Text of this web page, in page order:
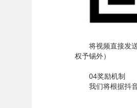
将视频直接发
权予锡外）
04奖励机制
我们将根据抖